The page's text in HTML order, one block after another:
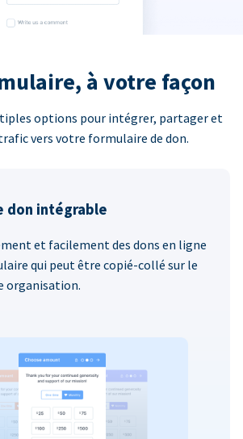
à votre façon
options pour intégrer, partager et
vers votre formulaire de don.
don intégrable
et facilement des dons en ligne
qui peut être copié-collé sur le
organisation.